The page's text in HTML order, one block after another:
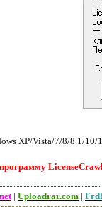
XP/Vista/7/8/8.1/10/
| Uploadrar.com |